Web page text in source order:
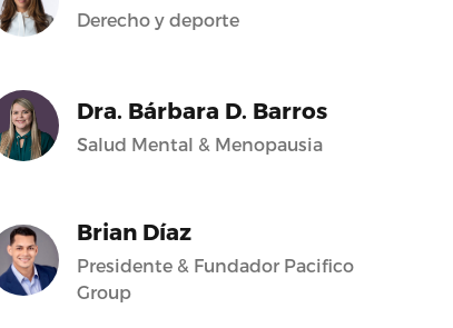
Derecho y deporte
Dra. Bárbara D. Barros
Salud Mental & Menopausia
Brian Díaz
Presidente & Fundador Pacifico
Group